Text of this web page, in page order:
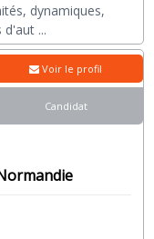
dynamiques,
d'aut ...
Voir le profil
Candidat